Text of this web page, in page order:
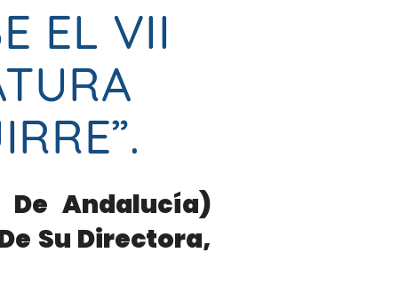
EL VII
De Andalucía)
Su Directora,